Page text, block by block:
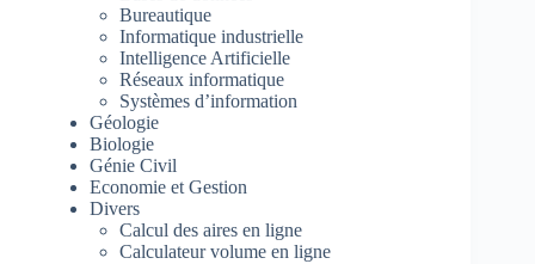
Bureautique
Informatique industrielle
Intelligence Artificielle
Réseaux informatique
Systèmes d’information
Géologie
Biologie
Génie Civil
Economie et Gestion
Divers
Calcul des aires en ligne
Calculateur volume en ligne